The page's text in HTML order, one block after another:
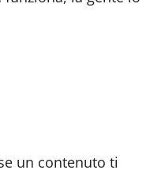
un contenuto ti